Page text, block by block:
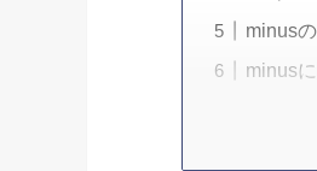
minus
minus